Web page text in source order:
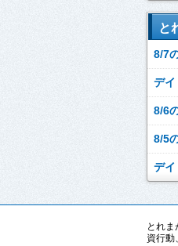
と
8/7
デイ
8/6
8/5
デイ
とれ
資行動